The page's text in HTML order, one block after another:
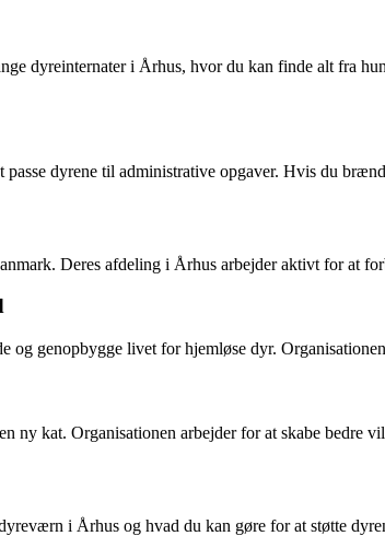
dyreinternater i Århus, hvor du kan finde alt fra
dyrene til administrative opgaver. Hvis du
Deres afdeling i Århus arbejder aktivt for at
og genopbygge livet for hjemløse dyr.
ny kat. Organisationen arbejder for at skabe bedre
i Århus og hvad du kan gøre for at støtte